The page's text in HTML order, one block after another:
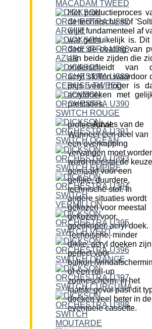
Het productieproces
de technische stof
wijkt fundamenteel af
wat gebruikelijk is. Dit
door de coating van
aan beide zijden die
onderscheidt van
acryl stoffen waardoor
prijs veel hoger is
acryldoeken met
prestaties.
Advies van de professional:
Wanneer een deel van
een overkapping
vervangen moet
wordt meestal de keuze
gemaakt voor een
gelijke, duurdere,
technische stof. In
andere situaties wordt
gekozen voor meestal
gekozen voor,
goedkoper, acryl doek.
Technische, minder
dikke, acryl doeken zijn
perfect voor
balkon-/
of een roll-up
zonnescherm. In het
laatste geval past dit
doeken veel beter in de
eventuele cassette.